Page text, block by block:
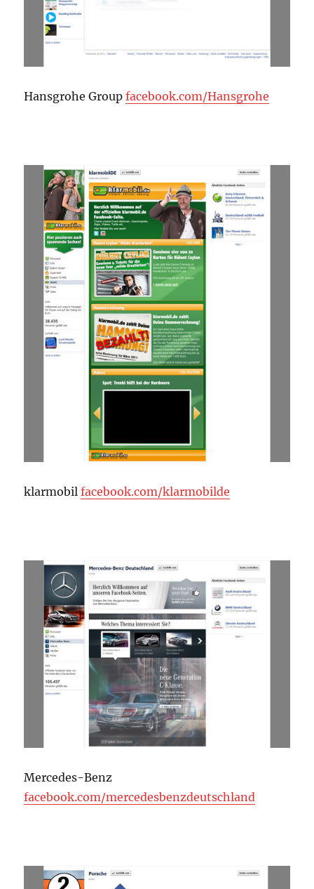
Hansgrohe Groupfacebook.com/Hansgrohe
klarmobilfacebook.com/klarmobilde
Mercedes-Benz
facebook.com/mercedesbenzdeutschland